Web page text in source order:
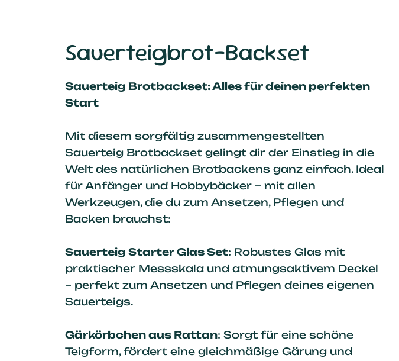
Sauerteigbrot-Backset
Sauerteig Brotbackset: Alles für deinen perfekten
Start
Mit diesem sorgfältig zusammengestellten
Sauerteig Brotbackset gelingt dir der Einstieg in die
Welt des natürlichen Brotbackens ganz einfach. Ideal
für Anfänger und Hobbybäcker – mit allen
Werkzeugen, die du zum Ansetzen, Pflegen und
Backen brauchst:
Sauerteig Starter Glas Set: Robustes Glas mit
praktischer Messskala und atmungsaktivem Deckel
– perfekt zum Ansetzen und Pflegen deines eigenen
Sauerteigs.
Gärkörbchen aus Rattan: Sorgt für eine schöne
Teigform, fördert eine gleichmäßige Gärung und